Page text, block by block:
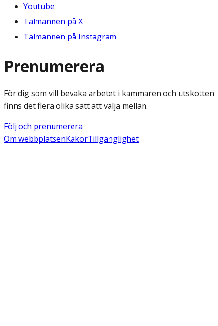
Youtube
Talmannen på X
Talmannen på Instagram
Prenumerera
För dig som vill bevaka arbetet i kammaren och utskotten
finns det flera olika sätt att välja mellan.
Följ och prenumerera
Om webbplatsenKakorTillgänglighet